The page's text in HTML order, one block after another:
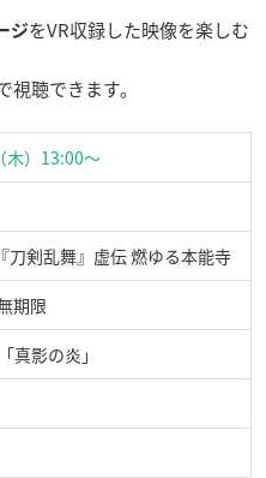
ジをVR収録した映像を楽しむ
聴できます。
木）13:00～
刀剣乱舞』虚伝 燃ゆる本能寺
期限
真影の炎」